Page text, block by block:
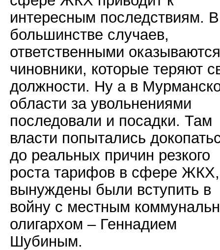
интересным последствиям. В
большинстве случаев,
ответственными оказываются
чиновники, которые теряют
должности. Ну а в
области за увольнениями
последовали и посадки. Там
власти попытались
до реальных причин резкого
роста тарифов в сфере
вынуждены были вступить в
войну с местным
олигархом – Геннадием
Шубиным.